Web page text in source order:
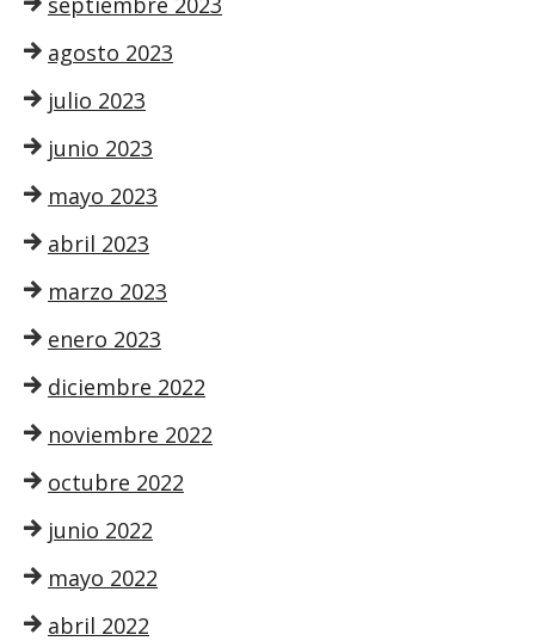
agosto 2023
julio 2023
junio 2023
mayo 2023
abril 2023
marzo 2023
enero 2023
diciembre 2022
noviembre 2022
octubre 2022
junio 2022
mayo 2022
abril 2022